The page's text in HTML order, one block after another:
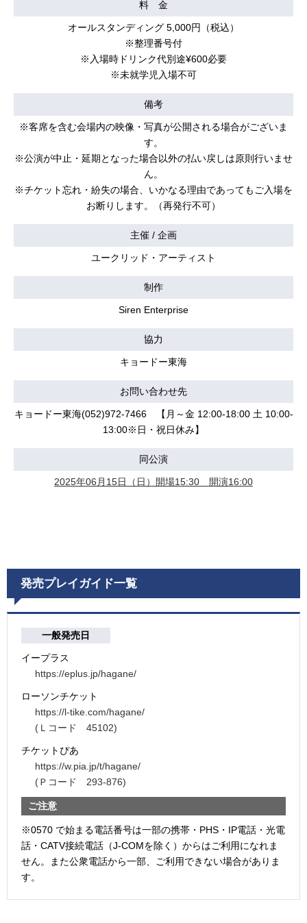
料 金
オールスタンディング 5,000円（税込）
※整理番号付
※入場時ドリンク代別途¥600必要
※未就学児入場不可
備考
※客席を含む会場内の映像・写真が公開される場合がございま
す。
※公演が中止・延期となった場合以外の払い戻しは原則行いませ
ん。
※チケット忘れ・紛失の場合、いかなる理由であってもご入場を
お断りします。（再発行不可）
主催 / 企画
ユークリッド・アーティスト
制作
Siren Enterprise
協力
キョードー東海
お問い合わせ先
キョードー東海(052)972-7466 【月～金 12:00-18:00 土 10:00-
13:00※日・祝日休み】
同公演
2025年06月15日（日）開場15:30 開演16:00
発売プレイガイド一覧
一般発売日
イープラス
https://eplus.jp/hagane/
ローソンチケット
https://l-tike.com/hagane/
(Ｌコード 45102)
チケットぴあ
https://w.pia.jp/t/hagane/
(Ｐコード 293-876)
ご注意
※0570 で始まる電話番号は一部の携帯・PHS・IP電話・光電
話・CATV接続電話（J-COMを除く）からはご利用になれま
せん。また公衆電話から一部、ご利用できない場合がありま
す。